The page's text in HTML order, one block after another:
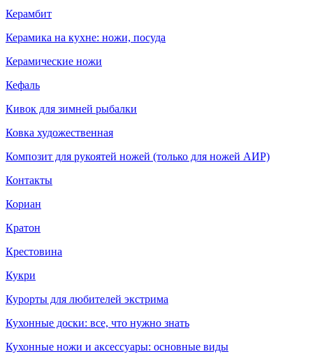
Керамбит
Керамика на кухне: ножи, посуда
Керамические ножи
Кефаль
Кивок для зимней рыбалки
Ковка художественная
Композит для рукоятей ножей (только для ножей АИР)
Контакты
Кориан
Кратон
Крестовина
Кукри
Курорты для любителей экстрима
Кухонные доски: все, что нужно знать
Кухонные ножи и аксессуары: основные виды